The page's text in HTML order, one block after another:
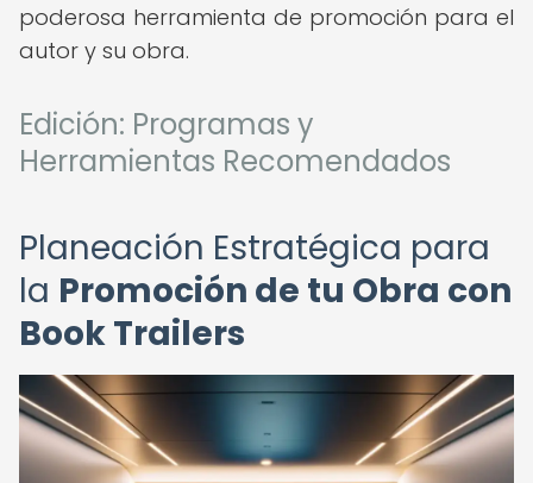
poderosa herramienta de promoción para el
autor y su obra.
Edición: Programas y
Herramientas Recomendados
Planeación Estratégica para
la Promoción de tu Obra con
Book Trailers